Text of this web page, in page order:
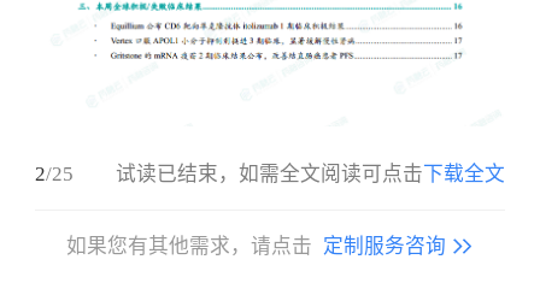
2/25 试读已结束，如需全文阅读可点击下载全文
如果您有其他需求，请点击 定制服务咨询